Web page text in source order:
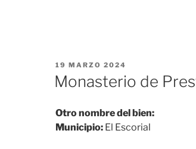
PUBLICADO
EL
19 MARZO 2024
Monasterio de
Otro nombre del bien:
Municipio: El Escorial